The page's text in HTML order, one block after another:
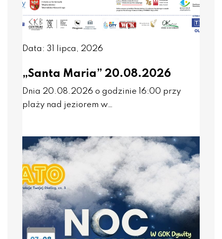
Data: 31 lipca, 2026
„Santa Maria” 20.08.2026
Dnia 20.08.2026 o godzinie 16:00 przy
plaży nad jeziorem w…